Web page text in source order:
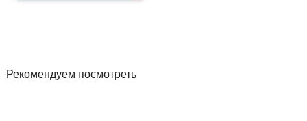
Рекомендуем посмотреть